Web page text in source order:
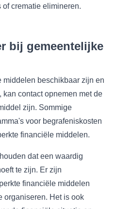
of crematie elimineren.
bij gemeentelijke
middelen beschikbaar zijn en
contact opnemen met de
zijn. Sommige
voor begrafeniskosten
financiële middelen.
dat een waardig
te zijn. Er zijn
financiële middelen
organiseren. Het is ook